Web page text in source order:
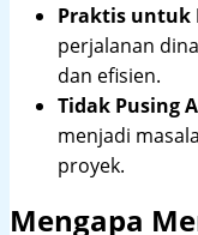
Praktis untuk
perjalanan
dan efisien.
Tidak Pusing
menjadi
proyek.
Mengapa